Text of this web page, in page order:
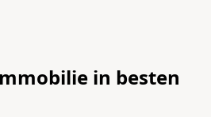
in besten